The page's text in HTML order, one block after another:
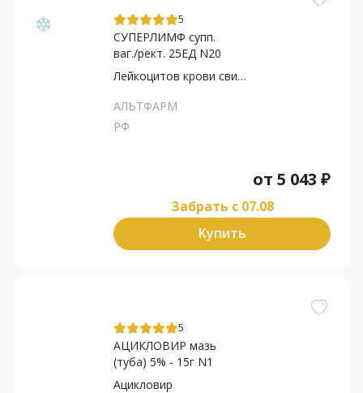
5
СУПЕРЛИМФ супп.
ваг./рект. 25ЕД N20
Лейкоцитов крови свиней...
АЛЬТФАРМ
РФ
от 5 043 ₽
Забрать c 07.08
Купить
5
АЦИКЛОВИР мазь
(туба) 5% - 15г N1
Ацикловир